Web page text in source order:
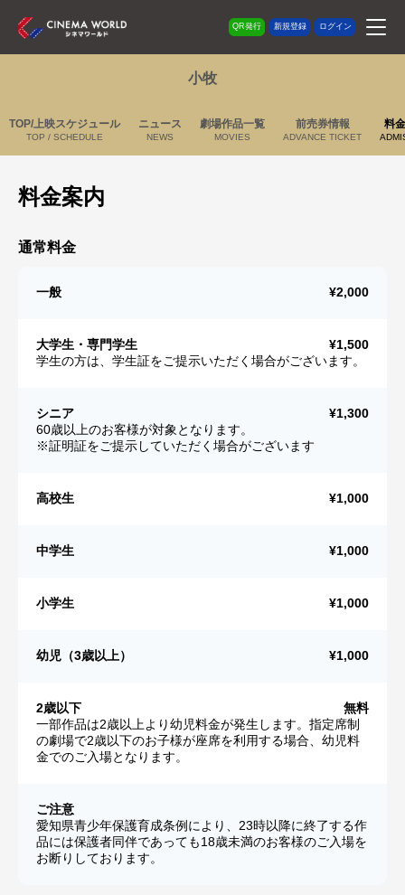
QR発行 新規登録 ログイン
小牧
TOP/上映スケジュール
TOP / SCHEDULE
ニュース
NEWS
劇場作品一覧
MOVIES
前売券情報
ADVANCE TICKET
料
料金案内
通常料金
一般 ¥2,000
大学生・専門学生
¥1,500
学生の方は、学生証をご提示いただく場合がございます。
シニア
¥1,300
60歳以上のお客様が対象となります。
※証明証をご提示していただく場合がございます
高校生 ¥1,000
中学生 ¥1,000
小学生 ¥1,000
幼児（3歳以上） ¥1,000
2歳以下
無料
一部作品は2歳以上より幼児料金が発生します。指定席制
の劇場で2歳以下のお子様が座席を利用する場合、幼児料
金でのご入場となります。
ご注意
愛知県青少年保護育成条例により、23時以降に終了する作
品には保護者同伴であっても18歳未満のお客様のご入場を
お断りしております。